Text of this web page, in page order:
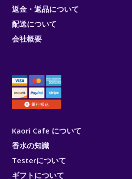
返金・返品について
配送について
会社概要
Kaori Cafe について
香水の知識
Testerについて
ギフトについて